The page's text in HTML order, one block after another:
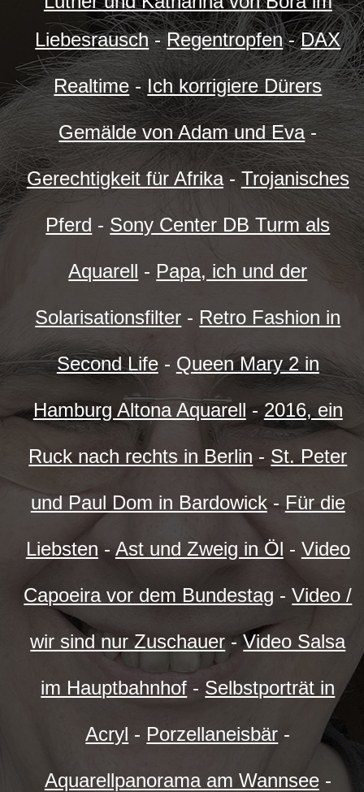
Liebesrausch-Regentropfen-DAX
Realtime-Ich korrigiere Dürers
Gemälde von Adam und Eva-
Gerechtigkeit für Afrika-Trojanisches
Pferd - Sony Center DB Turm als
Aquarell - Papa, ich und der
Solarisationsfilter - Retro Fashion in
Second Life- Queen Mary 2 in
Hamburg Altona Aquarell - 2016, ein
Ruck nach rechts in Berlin - St. Peter
und Paul Dom in Bardowick- Für die
Liebsten - Ast und Zweig in Öl - Video
Capoeira vor dem Bundestag -Video /
wir sind nur Zuschauer -Video Salsa
im Hauptbahnhof - Selbstporträt in
Acryl - Porzellaneisbär -
Aquarellpanorama am Wannsee-